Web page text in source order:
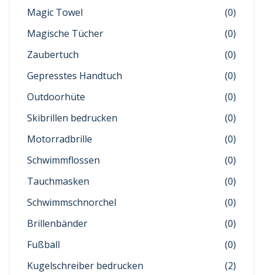
Magic Towel
(0)
Magische Tücher
(0)
Zaubertuch
(0)
Gepresstes Handtuch
(0)
Outdoorhüte
(0)
Skibrillen bedrucken
(0)
Motorradbrille
(0)
Schwimmflossen
(0)
Tauchmasken
(0)
Schwimmschnorchel
(0)
Brillenbänder
(0)
Fußball
(0)
Kugelschreiber bedrucken
(2)